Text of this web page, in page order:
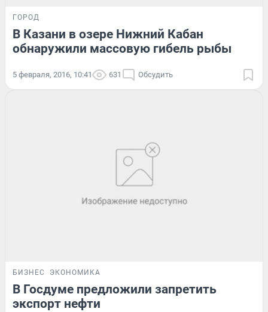
ГОРОД
В Казани в озере Нижний Кабан
обнаружили массовую гибель рыбы
5 февраля, 2016, 10:41 631 Обсудить
БИЗНЕС ЭКОНОМИКА
В Госдуме предложили запретить
экспорт нефти